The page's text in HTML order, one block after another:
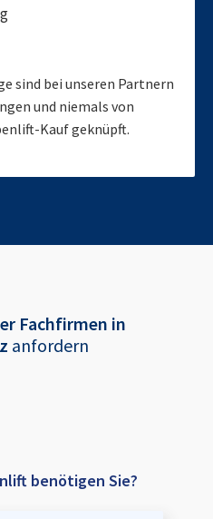
sind bei unseren Partnern
und niemals von
Kauf geknüpft.
Fachfirmen in
anfordern
benötigen Sie?